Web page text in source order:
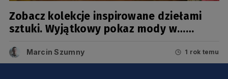
Zobacz kolekcje inspirowane dziełami
sztuki. Wyjątkowy pokaz mody w…
Marcin Szumny 1 rok temu